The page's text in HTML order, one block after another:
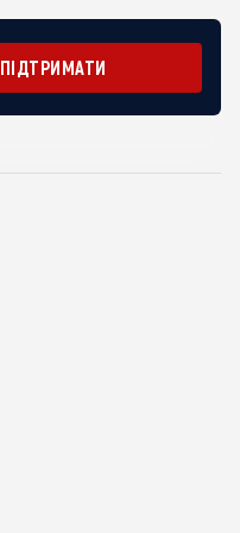
ПІДТРИМАТИ